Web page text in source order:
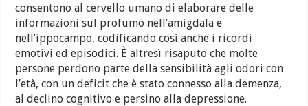
consentono al cervello umano di elaborare delle
informazioni sul profumo nell’amigdala e
nell’ippocampo, codificando così anche i ricordi
emotivi ed episodici. È altresì risaputo che molte
persone perdono parte della sensibilità agli odori con
l’età, con un deficit che è stato connesso alla demenza,
al declino cognitivo e persino alla depressione.